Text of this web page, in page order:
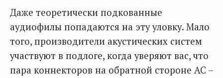
Даже теоретически подкованные
аудиофилы попадаются на эту уловку. Мало
того, производители акустических систем
участвуют в подлоге, когда уверяют вас, что
пара коннекторов на обратной стороне АС –